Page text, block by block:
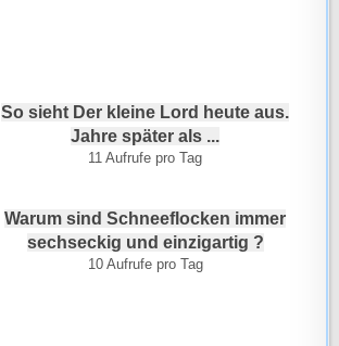
So sieht Der kleine Lord heute aus.
Jahre später als ...
11 Aufrufe pro Tag
Warum sind Schneeflocken immer
sechseckig und einzigartig ?
10 Aufrufe pro Tag